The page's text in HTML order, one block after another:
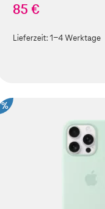
85 €
Lieferzeit:1-4 Werktage
%